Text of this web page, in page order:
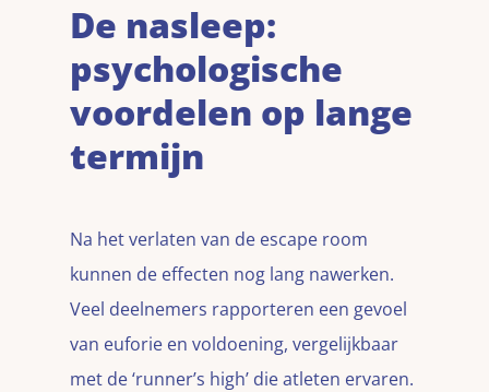
De nasleep:
psychologische
voordelen op lange
termijn
Na het verlaten van de escape room
kunnen de effecten nog lang nawerken.
Veel deelnemers rapporteren een gevoel
van euforie en voldoening, vergelijkbaar
met de ‘runner’s high’ die atleten ervaren.